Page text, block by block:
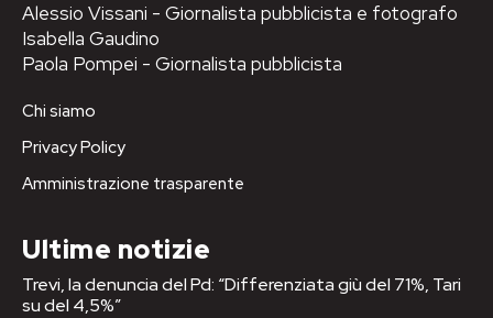
Alessio Vissani - Giornalista pubblicista e fotografo
Isabella Gaudino
Paola Pompei - Giornalista pubblicista
Chi siamo
Privacy Policy
Amministrazione trasparente
Ultime notizie
Trevi, la denuncia del Pd: “Differenziata giù del 71%, Tari
su del 4,5%”